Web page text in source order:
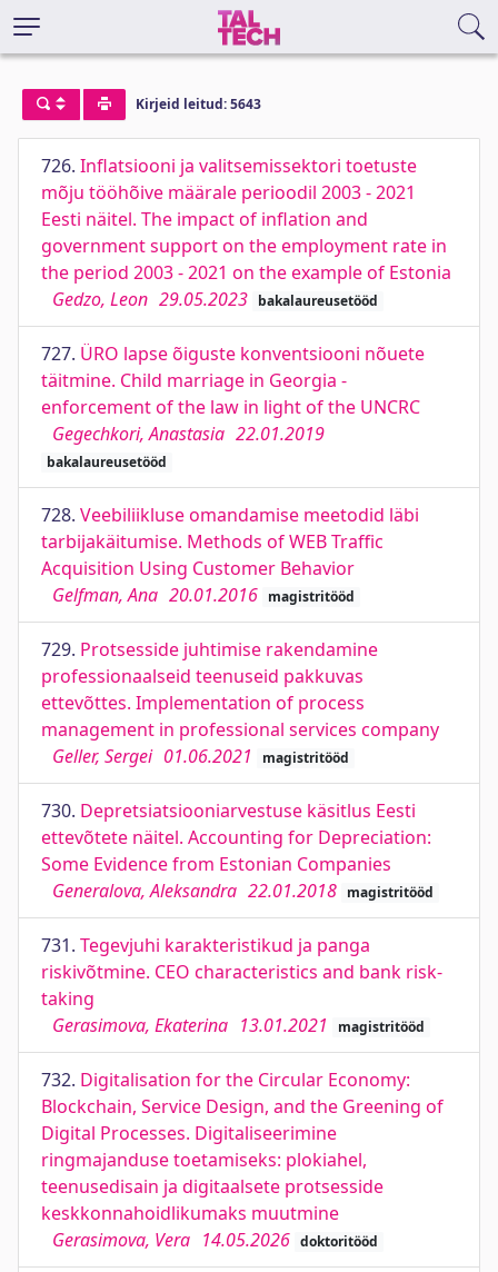
Kirjeid leitud: 5643
726. Inflatsiooni ja valitsemissektori toetuste
mõju tööhõive määrale perioodil 2003 - 2021
Eesti näitel. The impact of inflation and
government support on the employment rate in
the period 2003 - 2021 on the example of Estonia
Gedzo, Leon 29.05.2023 bakalaureusetööd
727. ÜRO lapse õiguste konventsiooni nõuete
täitmine. Child marriage in Georgia -
enforcement of the law in light of the UNCRC
Gegechkori, Anastasia 22.01.2019
bakalaureusetööd
728. Veebiliikluse omandamise meetodid läbi
tarbijakäitumise. Methods of WEB Traffic
Acquisition Using Customer Behavior
Gelfman, Ana 20.01.2016 magistritööd
729. Protsesside juhtimise rakendamine
professionaalseid teenuseid pakkuvas
ettevõttes. Implementation of process
management in professional services company
Geller, Sergei 01.06.2021 magistritööd
730. Depretsiatsiooniarvestuse käsitlus Eesti
ettevõtete näitel. Accounting for Depreciation:
Some Evidence from Estonian Companies
Generalova, Aleksandra 22.01.2018 magistritööd
731. Tegevjuhi karakteristikud ja panga
riskivõtmine. CEO characteristics and bank risk-
taking
Gerasimova, Ekaterina 13.01.2021 magistritööd
732. Digitalisation for the Circular Economy:
Blockchain, Service Design, and the Greening of
Digital Processes. Digitaliseerimine
ringmajanduse toetamiseks: plokiahel,
teenusedisain ja digitaalsete protsesside
keskkonnahoidlikumaks muutmine
Gerasimova, Vera 14.05.2026 doktoritööd